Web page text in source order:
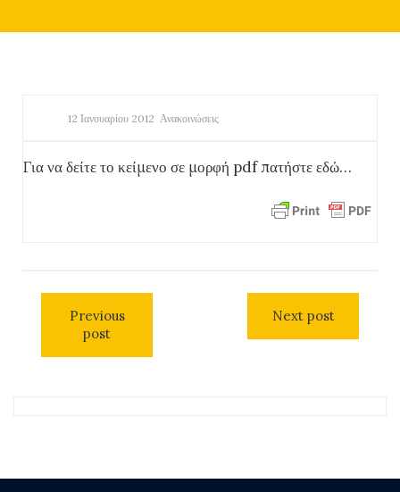
12 Ιανουαρίου 2012 Ανακοινώσεις
Για να δείτε το κείμενο σε μορφή pdf πατήστε εδώ…
Previous
post
Next post